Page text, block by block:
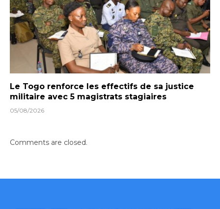
Le Togo renforce les effectifs de sa justice
militaire avec 5 magistrats stagiaires
05/08/2026
Comments are closed.